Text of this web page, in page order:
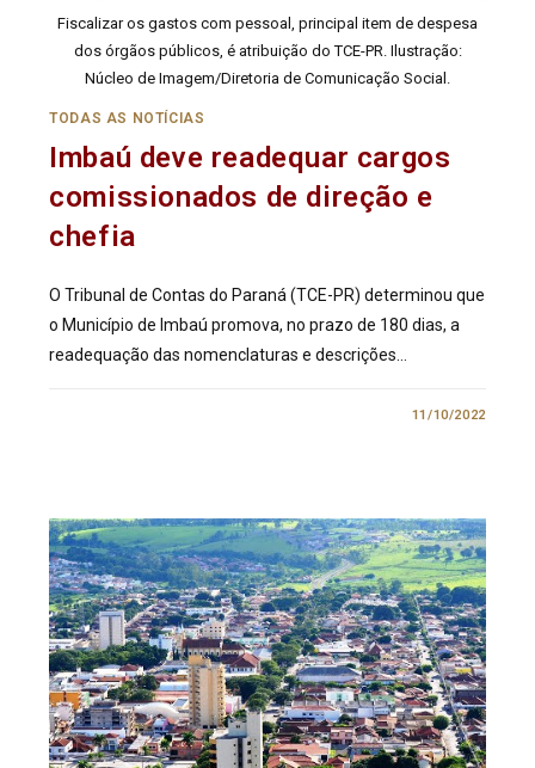
Fiscalizar os gastos com pessoal, principal item de despesa
dos órgãos públicos, é atribuição do TCE-PR. Ilustração:
Núcleo de Imagem/Diretoria de Comunicação Social.
TODAS AS NOTÍCIAS
Imbaú deve readequar cargos
comissionados de direção e
chefia
O Tribunal de Contas do Paraná (TCE-PR) determinou que
o Município de Imbaú promova, no prazo de 180 dias, a
readequação das nomenclaturas e descrições…
11/10/2022